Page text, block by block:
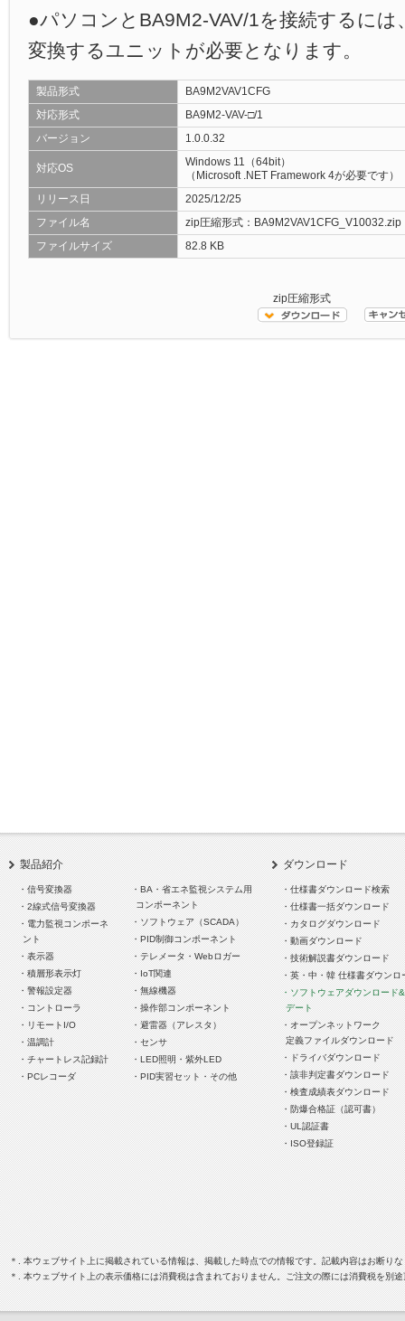
●パソコンとBA9M2-VAV/1を接続するに
変換するユニットが必要となります。
製品形式
BA9M2VAV1CFG
対応形式
BA9M2-VAV-□/1
バージョン
1.0.0.32
対応OS
Windows 11（64bit）
（Microsoft .NET Framework 4が必要です）
リリース日
2025/12/25
ファイル名
zip圧縮形式：BA9M2VAV1CFG_V10032.zip
ファイルサイズ
82.8 KB
zip圧縮形式
製品紹介
・信号変換器
・2線式信号変換器
・電力監視コンポーネ
ント
・表示器
・積層形表示灯
・警報設定器
・コントローラ
・リモートI/O
・温調計
・チャートレス記録計
・PCレコーダ
・BA・省エネ監視システム用
コンポーネント
・ソフトウェア（SCADA）
・PID制御コンポーネント
・テレメータ・Webロガー
・IoT関連
・無線機器
・操作部コンポーネント
・避雷器（アレスタ）
・センサ
・LED照明・紫外LED
・PID実習セット・その他
ダウンロード
・仕様書ダウンロード検索
・仕様書一括ダウンロード
・カタログダウンロード
・動画ダウンロード
・技術解説書ダウンロード
・英・中・韓 仕様書ダウンロ
・ソフトウェアダウンロード
デート
・オープンネットワーク
定義ファイルダウンロード
・ドライバダウンロード
・該非判定書ダウンロード
・検査成績表ダウンロード
・防爆合格証（認可書）
・UL認証書
・ISO登録証
＊. 本ウェブサイト上に掲載されている情報は、掲載した時点での情報です。記載内容はお断り
＊. 本ウェブサイト上の表示価格には消費税は含まれておりません。ご注文の際には消費税を別